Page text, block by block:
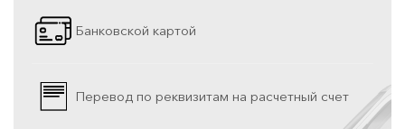
Банковской картой
Перевод по реквизитам на расчетный счет